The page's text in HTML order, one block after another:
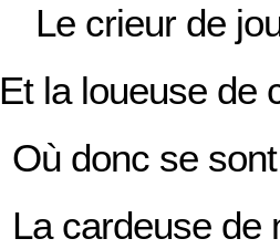
Le crieur de
Et la loueuse de
Où donc se
La cardeuse de